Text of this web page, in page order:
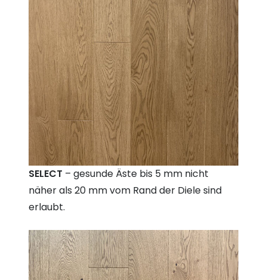
SELECT – gesunde Äste bis 5 mm nicht
näher als 20 mm vom Rand der Diele sind
erlaubt.